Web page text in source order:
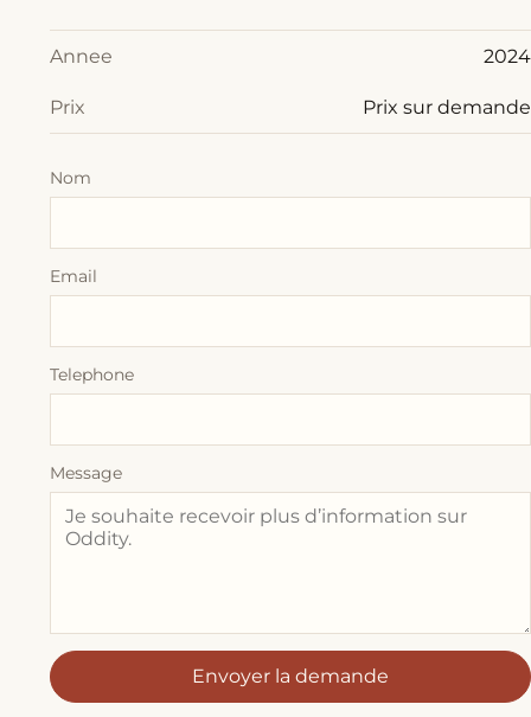
Annee 2024
Prix Prix sur demande
Nom
Email
Telephone
Message
Envoyer la demande